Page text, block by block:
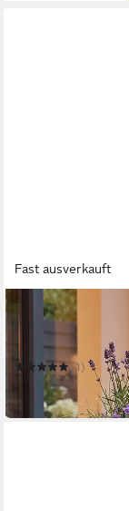
Fast ausverkauft
ARNUSA
Gartenbrunnen
modern Pflanzkübel
(1)
249,99 €
in 2-3 Werktagen bei